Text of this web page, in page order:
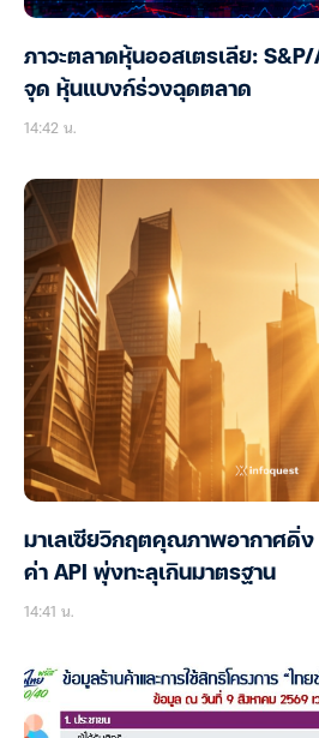
ภาวะตลาดหุ้นออสเตรเลีย:
จุด หุ้นแบงก์ร่วงฉุดตลาด
14:42 น.
มาเลเซียวิกฤตคุณภาพอากาศดิ่
ค่า API พุ่งทะลุเกินมาตรฐาน
14:41 น.